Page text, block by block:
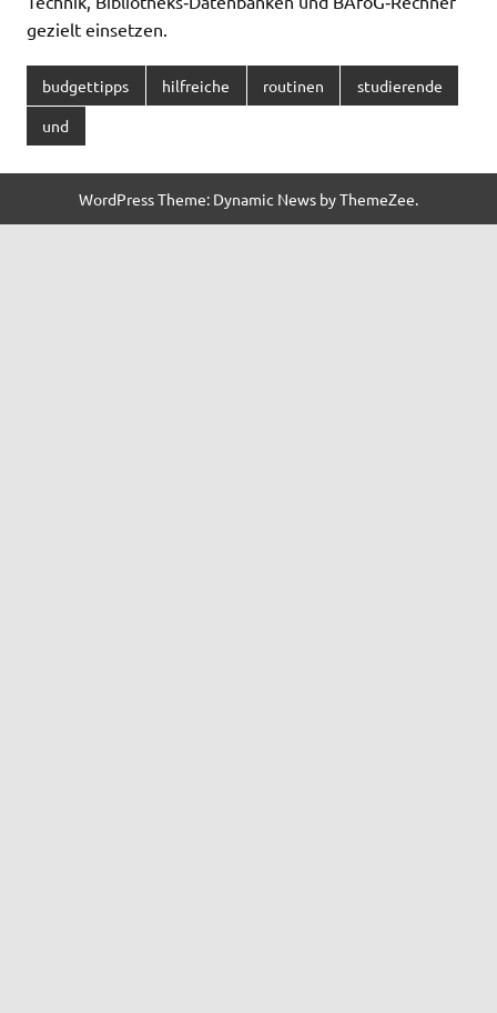
gezielt einsetzen.
budgettipps hilfreiche routinen studierende
und
WordPress Theme: Dynamic News by ThemeZee.